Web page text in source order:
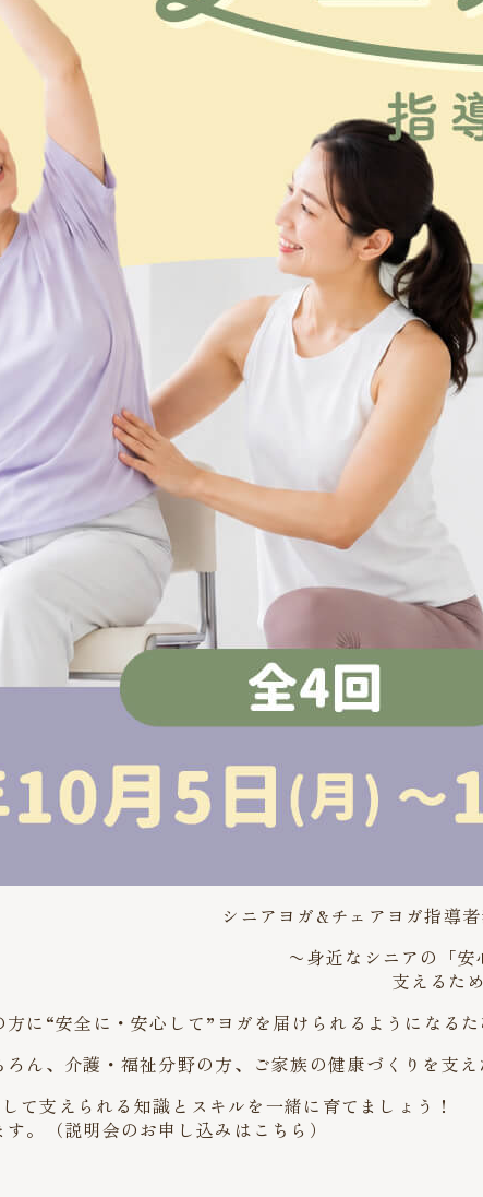
シニアヨガ&チェアヨガ指導
〜身近なシニアの「
支えるた
に“安全に・安心して”ヨガを届けられるようになる
ん、介護・福祉分野の方、ご家族の健康づくりを支
て支えられる知識とスキルを一緒に育てましょう！
。
（説明会のお申し込みはこちら）